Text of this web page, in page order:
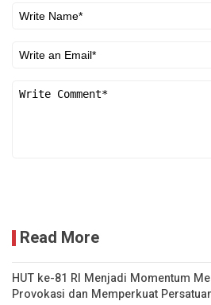
Read More
HUT ke-81 RI Menjadi Momentum
Provokasi dan Memperkuat